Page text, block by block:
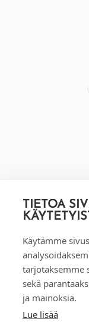
TIETOA
Käytämme
tarjotaksemme
sekä
ja mainoksia.
Lue lisää